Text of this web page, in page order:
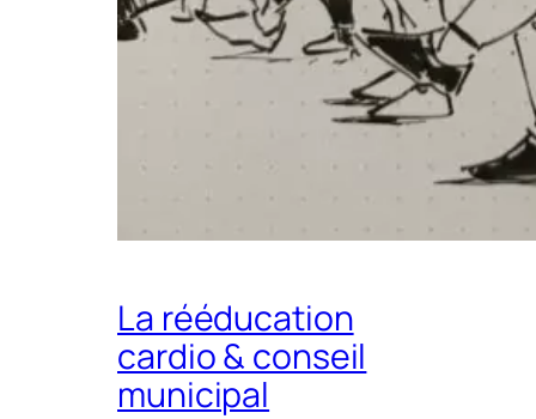
La rééducation
cardio & conseil
municipal